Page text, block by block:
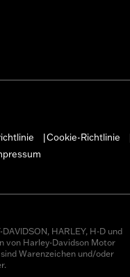
Cookie-Richtlinie
HARLEY, H-D und
von Harley-Davidson Motor
Warenzeichen und/oder